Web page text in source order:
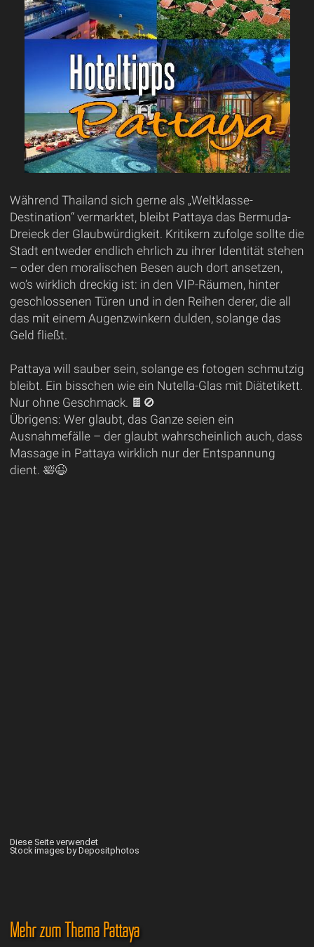
Während Thailand sich gerne als „Weltklasse-
Destination“ vermarktet, bleibt Pattaya das Bermuda-
Dreieck der Glaubwürdigkeit. Kritikern zufolge sollte die
Stadt entweder endlich ehrlich zu ihrer Identität stehen
– oder den moralischen Besen auch dort ansetzen,
wo’s wirklich dreckig ist: in den VIP-Räumen, hinter
geschlossenen Türen und in den Reihen derer, die all
das mit einem Augenzwinkern dulden, solange das
Geld fließt.
Pattaya will sauber sein, solange es fotogen schmutzig
bleibt. Ein bisschen wie ein Nutella-Glas mit Diätetikett.
Nur ohne Geschmack. 🍫🚫
Übrigens: Wer glaubt, das Ganze seien ein
Ausnahmefälle – der glaubt wahrscheinlich auch, dass
Massage in Pattaya wirklich nur der Entspannung
dient. 🛀😉
Diese Seite verwendet
Stock images by Depositphotos
Mehr zum Thema Pattaya